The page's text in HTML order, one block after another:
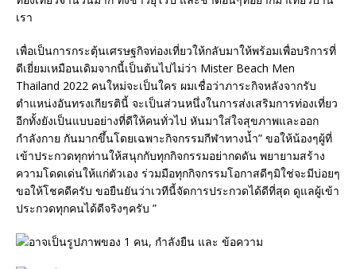
เรา
เพื่อเป็นการกระตุ้นเศรษฐกิจท่องเที่ยวให้กลับมาให้พร้อมเพื่อบริการที่
ดีเยี่ยมเหมือนเดิมจากนี้เป็นต้นไปไม่ว่า Mister Beach Men
Thailand 2022 คนใหม่จะเป็นใคร ผมเชื่อว่าภาระกิจหลังจากรับ
ตำแหน่งอันทรงเกียรตินี้ จะเป็นส่วนหนึ่งในการส่งเสริมการท่องเที่ยว
อีกทั้งยังเป็นแบบอย่างที่ดีให้คนทั่วไป หันมาใส่ใจสุขภาพและออก
กำลังกาย กันมากขึ้นโดยเฉพาะกิจกรรมกีฬาทางน้ำ” ขอให้น้องๆผู้ที่
เข้าประกวดทุกท่านให้สนุกกับทุกกิจกรรมอย่ากดดัน พยายามสร้าง
ความโดดเด่นให้แก่ตัวเอง ร่วมมือทุกกิจกรรมโอกาสดีๆมิใช่จะมีบ่อยๆ
ขอให้โชคดีครับ ขอยืนยันว่าเวทีนี้จัดการประกวดได้ดีที่สุด ดูแลผู้เข้า
ประกวดทุกคนได้ดีจริงๆครับ ”